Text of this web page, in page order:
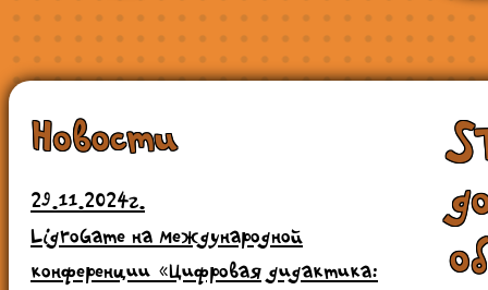
Новости
29.11.2024г.
LigroGame на международной
конференции «Цифровая дидактика: